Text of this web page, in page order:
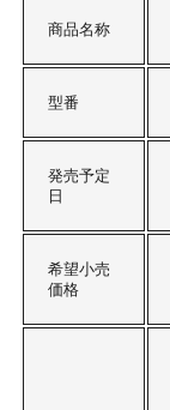
商品名称
型番
発売予定
日
希望小売
価格